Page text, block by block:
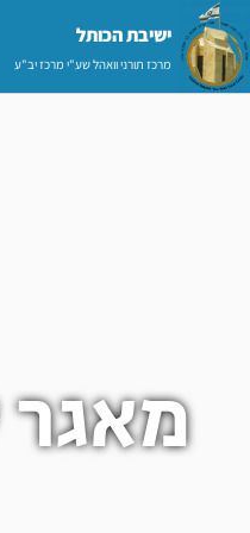
דילוג
לתוכן
ישיבת הכותל​
מרכז תורני וואהל שע"י מרכז יב"ע